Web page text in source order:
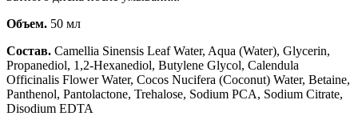
Объем. 50 мл
Состав. Camellia Sinensis Leaf Water, Aqua (Water), Glycerin,
Propanediol, 1,2-Hexanediol, Butylene Glycol, Calendula
Officinalis Flower Water, Cocos Nucifera (Coconut) Water, Betaine,
Panthenol, Pantolactone, Trehalose, Sodium PCA, Sodium Citrate,
Disodium EDTA